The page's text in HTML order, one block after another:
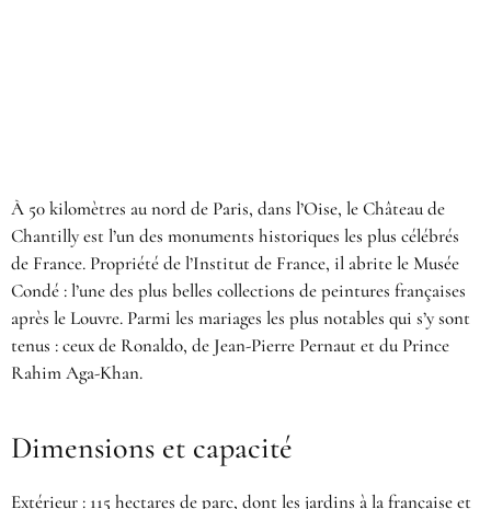
À 50 kilomètres au nord de Paris, dans l’Oise, le Château de
Chantilly est l’un des monuments historiques les plus célébrés
de France. Propriété de l’Institut de France, il abrite le Musée
Condé : l’une des plus belles collections de peintures françaises
après le Louvre. Parmi les mariages les plus notables qui s’y sont
tenus : ceux de Ronaldo, de Jean-Pierre Pernaut et du Prince
Rahim Aga-Khan.
Dimensions et capacité
Extérieur : 115 hectares de parc, dont les jardins à la française et